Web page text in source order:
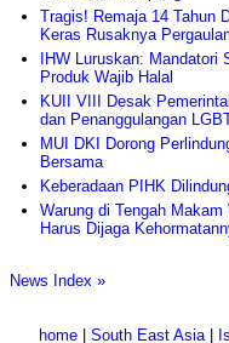
Tragis! Remaja 14 Tahun
Keras Rusaknya
IHW Luruskan:
Produk Wajib Halal
KUII VIII Desak
dan Penanggulangan
MUI DKI Dorong
Bersama
Keberadaan PIHK
Warung di Tengah
Harus Dijaga
News Index »
home| South East Asia|